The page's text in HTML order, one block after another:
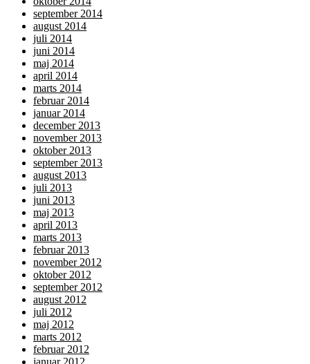
september 2014
august 2014
juli 2014
juni 2014
maj 2014
april 2014
marts 2014
februar 2014
januar 2014
december 2013
november 2013
oktober 2013
september 2013
august 2013
juli 2013
juni 2013
maj 2013
april 2013
marts 2013
februar 2013
november 2012
oktober 2012
september 2012
august 2012
juli 2012
maj 2012
marts 2012
februar 2012
januar 2012